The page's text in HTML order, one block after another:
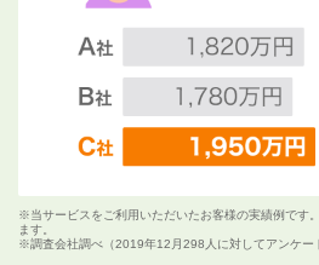
※当サービスをご利用いただいたお客様の実績例です
ます。
※調査会社調べ（2019年12月298人に対してアンケー